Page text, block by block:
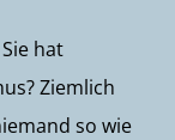
hat
Ziemlich
so wie